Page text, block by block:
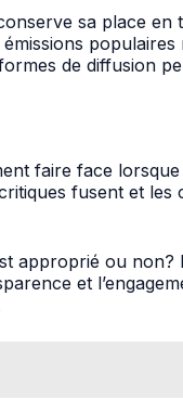
sa place
de diffusion
faire face
fusent et
approprié ou
et